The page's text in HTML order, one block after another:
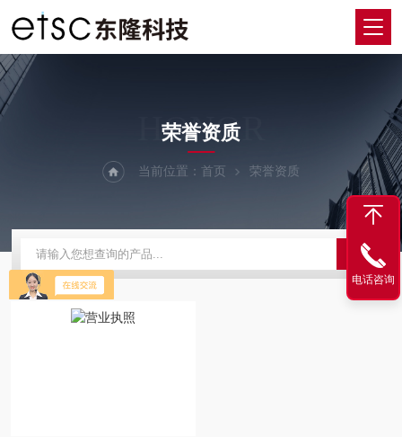
HONOR
荣誉资质
当前位置： 首页 荣誉资质
电话咨询